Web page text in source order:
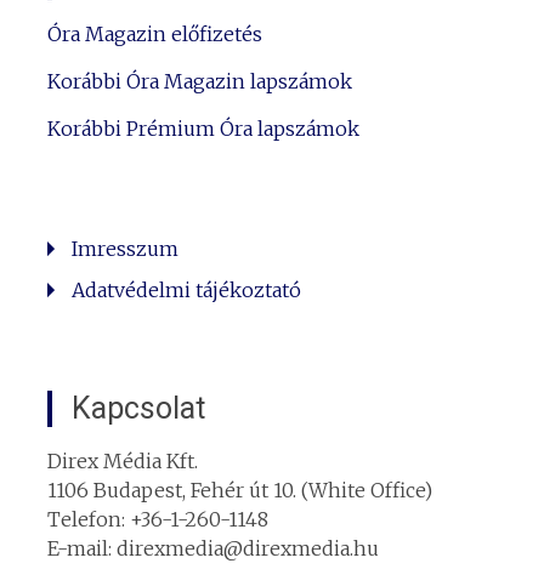
Óra Magazin előfizetés
Korábbi Óra Magazin lapszámok
Korábbi Prémium Óra lapszámok
Imresszum
Adatvédelmi tájékoztató
Kapcsolat
Direx Média Kft.
1106 Budapest, Fehér út 10. (White Office)
Telefon: +36-1-260-1148
E-mail: direxmedia@direxmedia.hu